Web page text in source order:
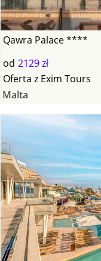
Qawra Palace ****
od 2129 zł
Oferta z Exim Tours
Malta